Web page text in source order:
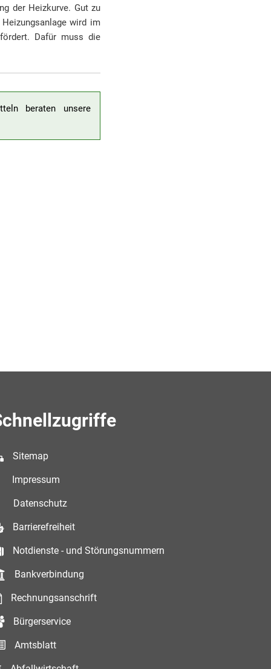
der Heizkurve. Gut zu
wird im
Dafür muss die
beraten unsere
Sitemap
Impressum
Datenschutz
Barrierefreiheit
Notdienste - und Störungsnummern
Bankverbindung
Rechnungsanschrift
Bürgerservice
Amtsblatt